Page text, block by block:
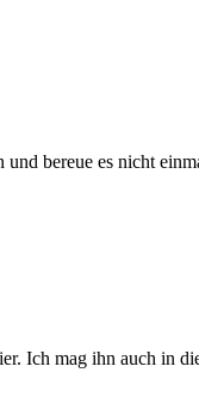
und bereue es nicht
Ich mag ihn auch in